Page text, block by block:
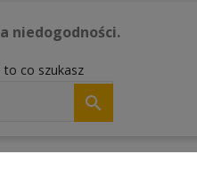
niedogodności.
to co szukasz
